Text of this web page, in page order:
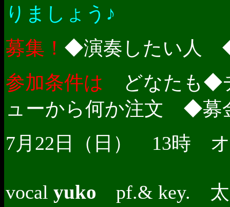
りましょう♪
募集！ ◆演奏したい人
参加条件は どなたも◆
ューから何か注文 ◆募
7月22日（日） 13時
vocal yuko pf.& key. 太